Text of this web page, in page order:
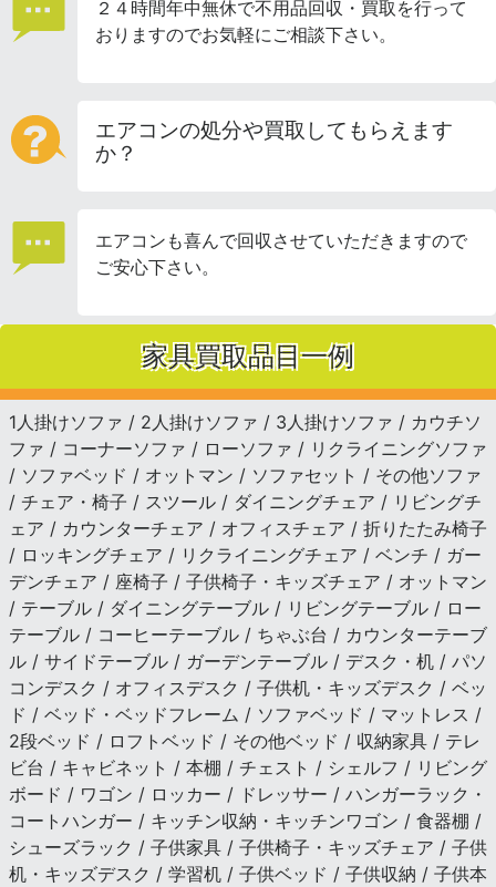
２４時間年中無休で不用品回収・買取を行って
おりますのでお気軽にご相談下さい。
エアコンの処分や買取してもらえます
か？
エアコンも喜んで回収させていただきますので
ご安心下さい。
家具買取品目一例
1人掛けソファ / 2人掛けソファ / 3人掛けソファ / カウチソ
ファ / コーナーソファ / ローソファ / リクライニングソファ
/ ソファベッド / オットマン / ソファセット / その他ソファ
/ チェア・椅子 / スツール / ダイニングチェア / リビングチ
ェア / カウンターチェア / オフィスチェア / 折りたたみ椅子
/ ロッキングチェア / リクライニングチェア / ベンチ / ガー
デンチェア / 座椅子 / 子供椅子・キッズチェア / オットマン
/ テーブル / ダイニングテーブル / リビングテーブル / ロー
テーブル / コーヒーテーブル / ちゃぶ台 / カウンターテーブ
ル / サイドテーブル / ガーデンテーブル / デスク・机 / パソ
コンデスク / オフィスデスク / 子供机・キッズデスク / ベッ
ド / ベッド・ベッドフレーム / ソファベッド / マットレス /
2段ベッド / ロフトベッド / その他ベッド / 収納家具 / テレ
ビ台 / キャビネット / 本棚 / チェスト / シェルフ / リビング
ボード / ワゴン / ロッカー / ドレッサー / ハンガーラック・
コートハンガー / キッチン収納・キッチンワゴン / 食器棚 /
シューズラック / 子供家具 / 子供椅子・キッズチェア / 子供
机・キッズデスク / 学習机 / 子供ベッド / 子供収納 / 子供本